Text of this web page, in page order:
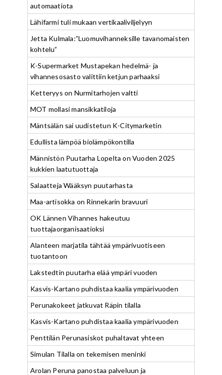
automaatiota
Lähifarmi tuli mukaan vertikaaliviljelyyn
Jetta Kulmala:”Luomuvihanneksille tavanomaisten
kohtelu”
K-Supermarket Mustapekan hedelmä- ja
vihannesosasto valittiin ketjun parhaaksi
Ketteryys on Nurmitarhojen valtti
MOT mollasi mansikkatiloja
Mäntsälän sai uudistetun K-Citymarketin
Edullista lämpöä biolämpökontilla
Männistön Puutarha Lopelta on Vuoden 2025
kukkien laatutuottaja
Salaatteja Wääksyn puutarhasta
Maa-artisokka on Rinnekarin bravuuri
OK Lännen Vihannes hakeutuu
tuottajaorganisaatioksi
Alanteen marjatila tähtää ympärivuotiseen
tuotantoon
Lakstedtin puutarha elää ympäri vuoden
Kasvis-Kartano puhdistaa kaalia ympärivuoden
Perunakokeet jatkuvat Räpin tilalla
Kasvis-Kartano puhdistaa kaalia ympärivuoden
Penttilän Perunasiskot puhaltavat yhteen
Simulan Tilalla on tekemisen meninki
Arolan Peruna panostaa palveluun ja